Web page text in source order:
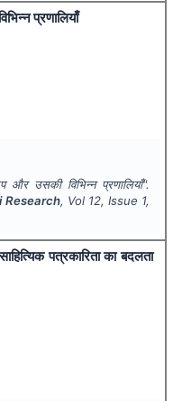
प्रणालियाँ
और उसकी विभिन्न प्रणालियाँ".
Research, Vol 12, Issue 1,
पत्रकारिता का बदलता